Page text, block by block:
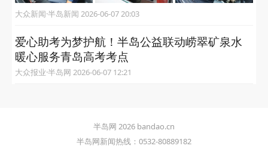
大众新闻·半岛新闻 2026-06-07 20:03
爱心助考为梦护航！半岛公益联动崂翠矿泉水
暖心服务青岛高考考点
大众报业·半岛网 2026-06-07 12:21
半岛网 2026 bandao.cn
半岛网新闻热线：0532-80889182